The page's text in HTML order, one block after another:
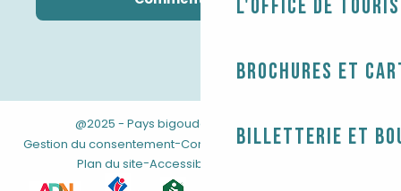
L'Office de
Brochures et
Billetterie et
@2025 - Pays bigouden Mentions légales
Gestion du consentement-Conditions générales de vente
-
Plan du site-Accessibilité : non conforme